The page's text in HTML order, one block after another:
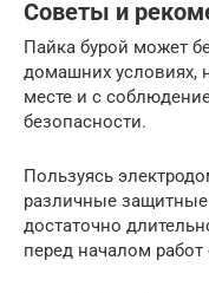
Советы и
Пайка бурой может
домашних условиях,
месте и с
безопасности.
Пользуясь
различные защитные
достаточно
перед началом